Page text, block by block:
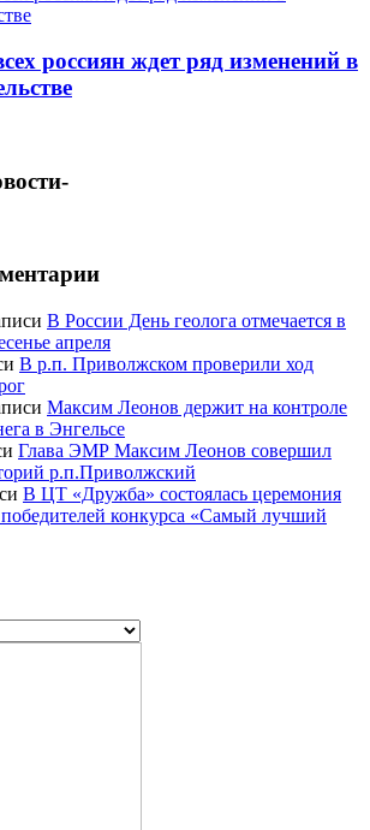
россиян ждет ряд изменений в
В России День геолога отмечается в
апреля
В р.п. Приволжском проверили ход
Максим Леонов держит на контроле
в Энгельсе
Глава ЭМР Максим Леонов совершил
р.п.Приволжский
В ЦТ «Дружба» состоялась церемония
конкурса «Самый лучший